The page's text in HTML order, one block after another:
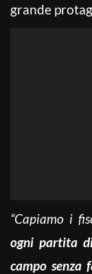
grande
“Capiamo i
ogni partita
campo senza